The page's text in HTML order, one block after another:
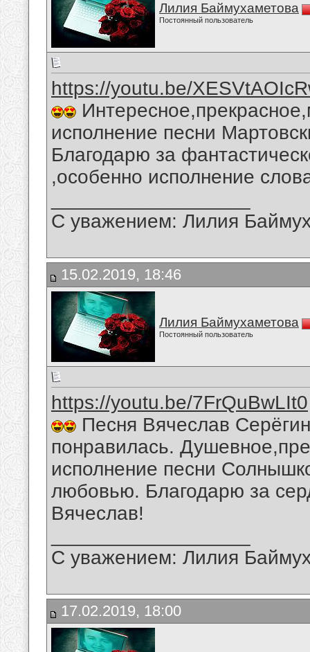
Лилия Баймухаметова
Постоянный пользователь
https://youtu.be/
исполнение песни
Благодарю за
,особенно исполнение
С уважением: Лилия
15.02.2019, 18:46
Лилия Баймухаметова
Постоянный пользователь
https://youtu.be/7FrQuBwLIt0
Песня Вячеслав
понравилась.
исполнение песни
любовью. Благодарю за
Вячеслав!
С уважением: Лилия
17.02.2019, 18:00